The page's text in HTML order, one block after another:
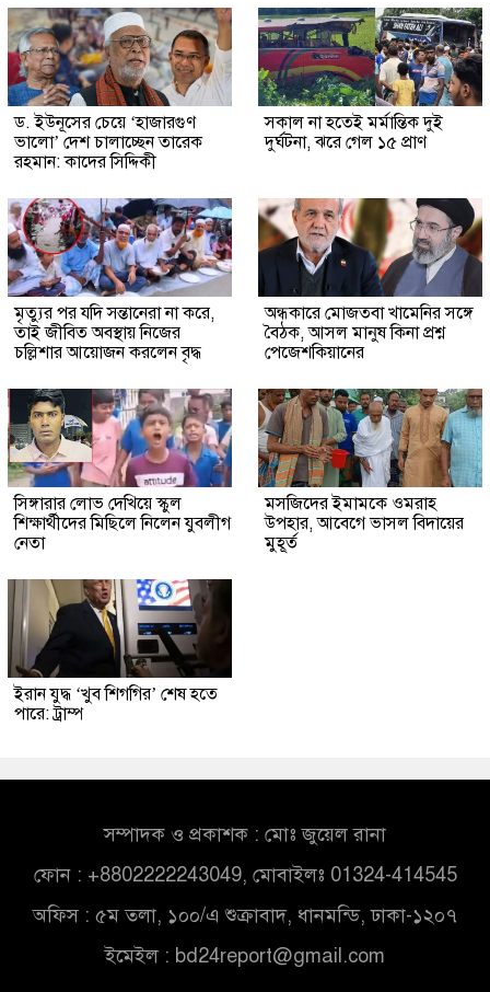
ড. ইউনূসের চেয়ে ‘হাজারগুণ
ভালো’ দেশ চালাচ্ছেন তারেক
রহমান: কাদের সিদ্দিকী
সকাল না হতেই মর্মান্তিক দুই
দুর্ঘটনা, ঝরে গেল ১৫ প্রাণ
মৃত্যুর পর যদি সন্তানেরা না করে,
তাই জীবিত অবস্থায় নিজের
চল্লিশার আয়োজন করলেন বৃদ্ধ
অন্ধকারে মোজতবা খামেনির সঙ্গে
বৈঠক, আসল মানুষ কিনা প্রশ্ন
পেজেশকিয়ানের
সিঙ্গারার লোভ দেখিয়ে স্কুল
শিক্ষার্থীদের মিছিলে নিলেন যুবলীগ
নেতা
মসজিদের ইমামকে ওমরাহ
উপহার, আবেগে ভাসল বিদায়ের
মুহূর্ত
ইরান যুদ্ধ ‘খুব শিগগির’ শেষ হতে
পারে: ট্রাম্প
সম্পাদক ও প্রকাশক : মোঃ জুয়েল রানা
ফোন : +8802222243049, মোবাইলঃ 01324-414545
অফিস : ৫ম তলা, ১০০/এ শুক্রাবাদ, ধানমন্ডি, ঢাকা-১২০৭
ইমেইল : bd24report@gmail.com